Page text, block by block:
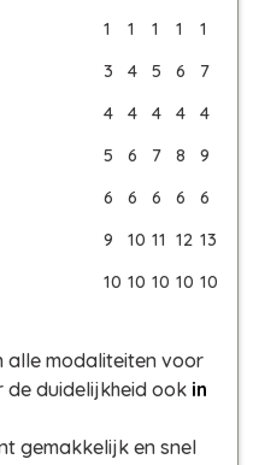
1 1 1 1
1
3 4 5 6
7
4 4 4 4
4
5 6 7 8
9
6 6 6 6
6
9 10 11 12 13
10 10 10 10 10
alle modaliteiten voor
de duidelijkheid ook in
gemakkelijk en snel